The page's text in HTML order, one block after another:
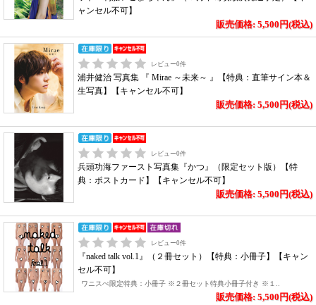
ャンセル不可】
販売価格: 5,500円(税込)
レビュー0件
浦井健治 写真集 『 Mirae ～未来～ 』【特典：直筆サイン本＆
生写真】【キャンセル不可】
販売価格: 5,500円(税込)
レビュー0件
兵頭功海ファースト写真集『かつ』（限定セット版）【特
典：ポストカード】【キャンセル不可】
販売価格: 5,500円(税込)
レビュー0件
『naked talk vol.1』（２冊セット）【特典：小冊子】【キャン
セル不可】
ワニスぺ限定特典：小冊子 ※２冊セット特典小冊子付き ※１..
販売価格: 5,500円(税込)